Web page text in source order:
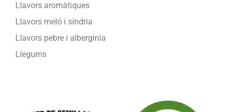
Llavors aromàtiques
Llavors meló i síndria
Llavors pebre i alberginia
Llegums